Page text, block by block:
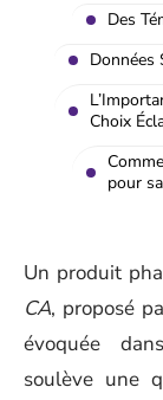
Des
Données
Choix
pour
Un produit
CA, proposé
évoquée
soulève une